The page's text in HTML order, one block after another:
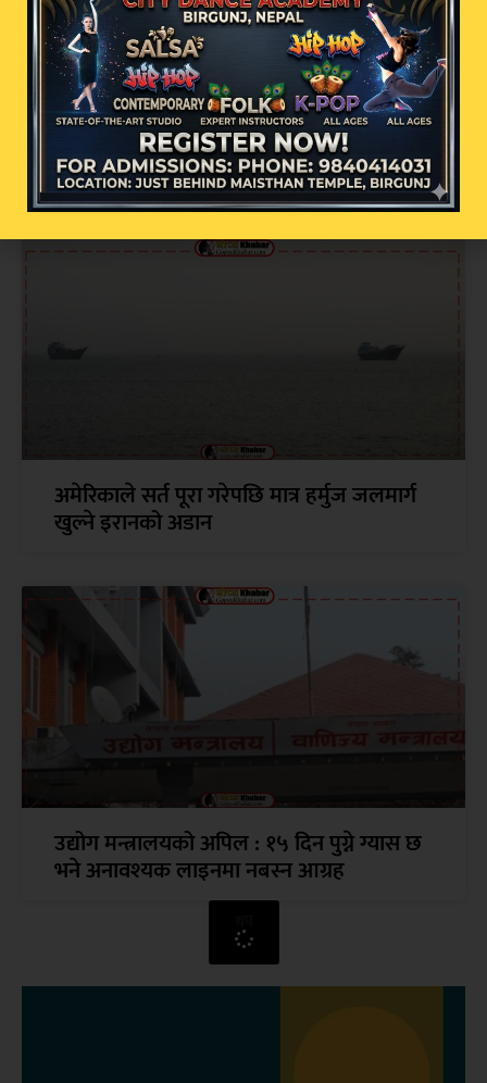
साउनमा माछामासु छाड्दा कटहरको माग बढ्यो,
महँगो मूल्यमा पनि ग्राहकको घुइँचो
अमेरिकाले सर्त पूरा गरेपछि मात्र हर्मुज जलमार्ग
खुल्ने इरानको अडान
उद्योग मन्त्रालयको अपिल : १५ दिन पुग्ने ग्यास छ
भने अनावश्यक लाइनमा नबस्न आग्रह